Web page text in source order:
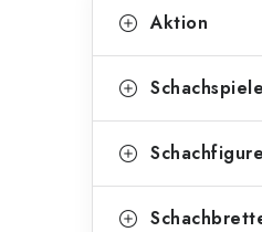
e
t
e
überspringen
a
e
o
Aktion
Schachspiele